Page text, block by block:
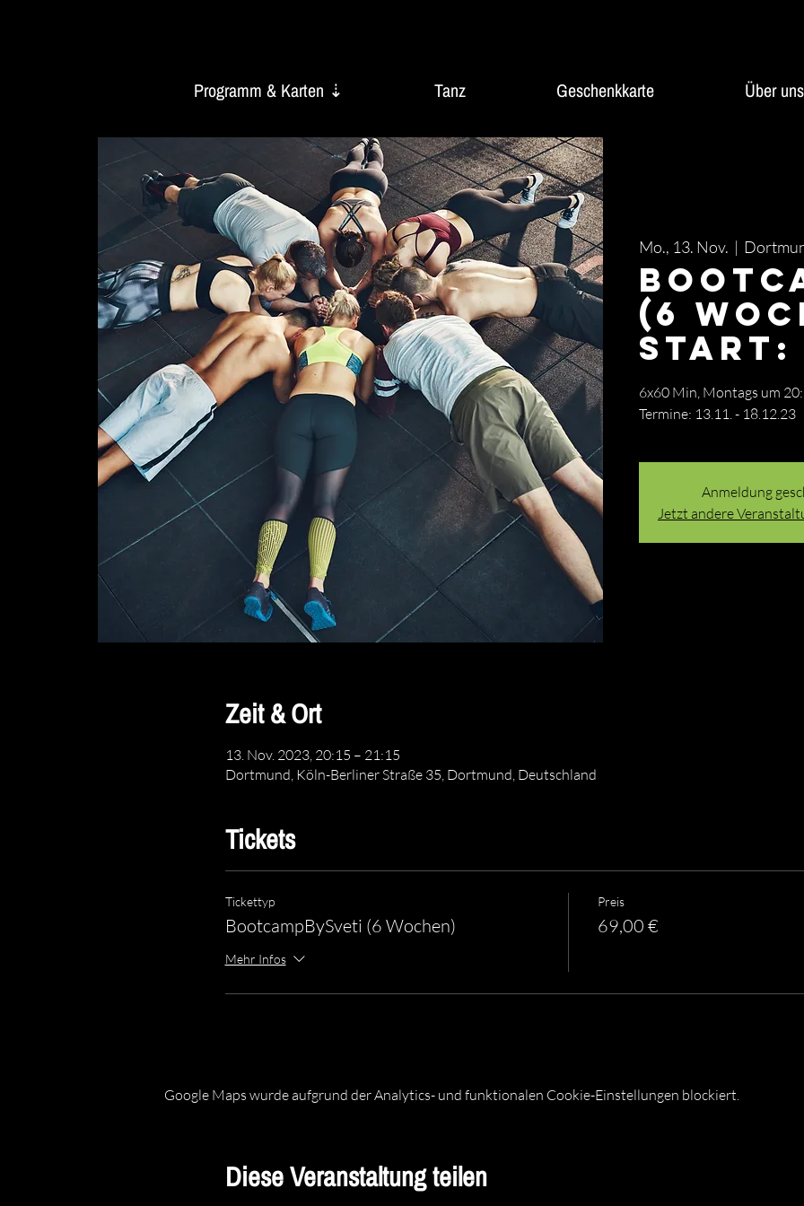
Programm & Karten ⇣ Tanz Geschenkkarte Über uns
Mo., 13. Nov.
  |
(6
Start:
6x60 Min, Montags um
Termine: 13.11. - 18.12.23
Anmeldung
Jetzt andere
Zeit & Ort
13. Nov. 2023, 20:15 – 21:15
Dortmund, Köln-Berliner Straße 35, Dortmund, Deutschland
Tickets
Tickettyp
BootcampBySveti (6 Wochen)
Mehr Infos
Preis
69,00 €
Google Maps wurde aufgrund der Analytics- und funktionalen Cookie-Einstellungen blockiert.
Diese Veranstaltung teilen